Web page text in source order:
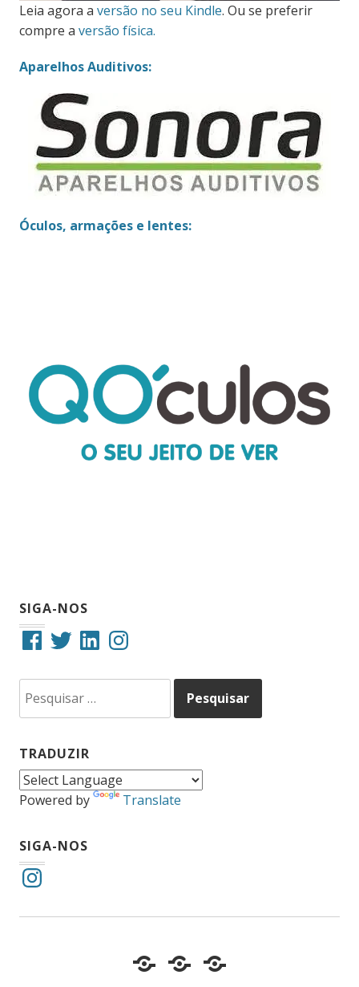
Leia agora a versão no seu Kindle. Ou se preferir
compre a versão física.
Aparelhos Auditivos:
Óculos, armações e lentes:
SIGA-NOS
FacebookTwitterLinkedInInstagram
por:
TRADUZIR
Powered by Translate
SIGA-NOS
Instagram
CotidianoInclusãoDiário